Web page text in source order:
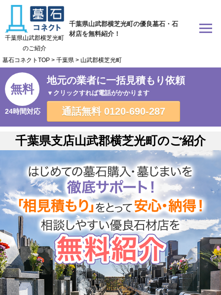
千葉県山武郡横芝光町の優良墓石・石
材店を無料紹介！
千葉県山武郡横芝光町
のご紹介
墓石コネクトTOP > 千葉県 > 山武郡横芝光町
無料
24時間対応
地元の業者に一括見積もり依頼
▼クリックすれば電話がかかります
通話無料 0120-690-287
千葉県支店山武郡横芝光町のご紹介